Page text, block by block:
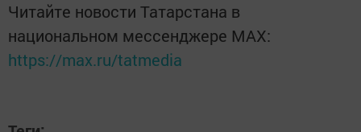
Читайте новости Татарстана в
национальном мессенджере MАХ:
https://max.ru/tatmedia